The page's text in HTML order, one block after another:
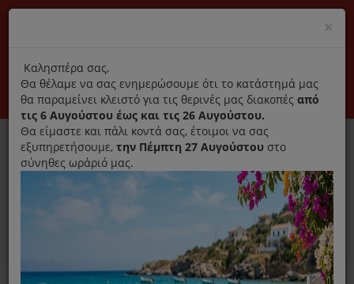
Αποκλειστικά γνήσια ανταλλακτικά
Σύνδεση Εγγραφή Εταιρεία Επικοινωνία
0
MENU
×
title
Καλησπέρα σας,
Θα θέλαμε να σας ενημερώσουμε ότι το κατάστημά μας
θα παραμείνει κλειστό για τις θερινές μας διακοπές από
τις 6 Αυγούστου έως και τις 26 Αυγούστου.
Θα είμαστε και πάλι κοντά σας, έτοιμοι να σας
εξυπηρετήσουμε, την Πέμπτη 27 Αυγούστου στο
σύνηθες ωράριό μας.